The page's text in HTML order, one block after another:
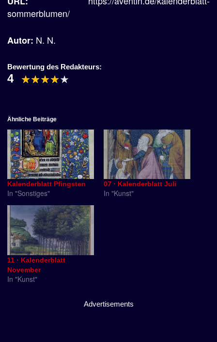
sommerblumen/
Autor: N. N.
Bewertung des Redakteurs:
4
Ähnliche Beiträge
Kalenderblatt Pfingsten
In "Sonstiges"
07 · Kalenderblatt Juli
In "Kunst"
11 · Kalenderblatt
November
In "Kunst"
Advertisements